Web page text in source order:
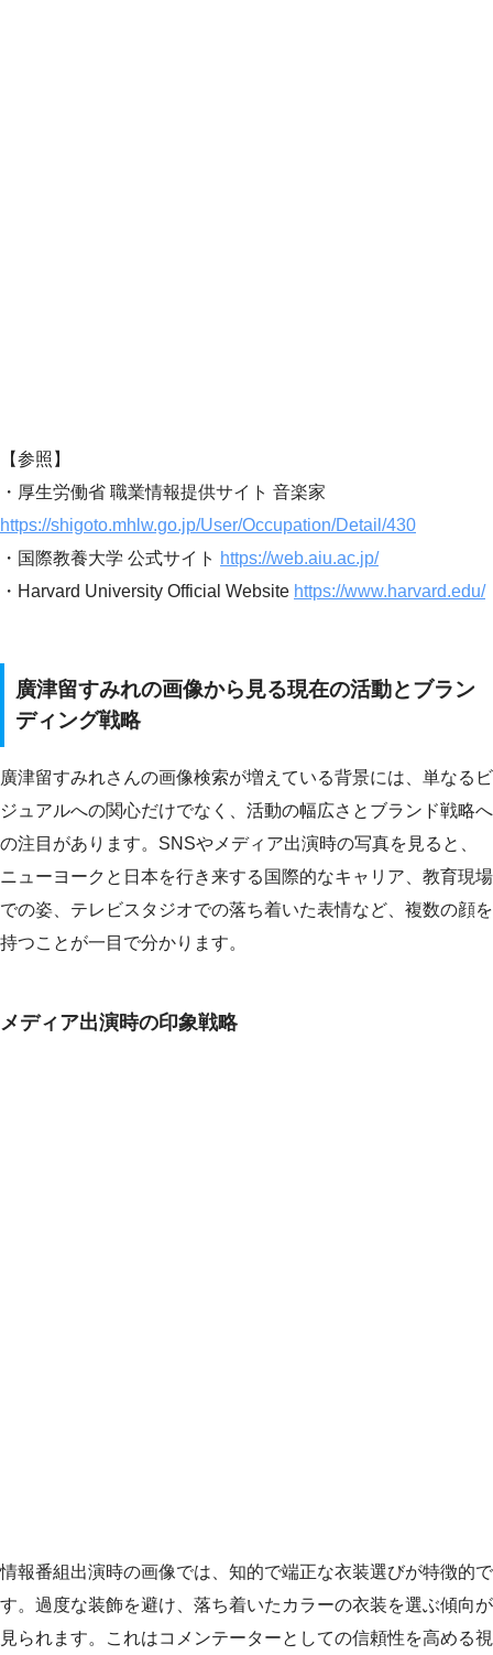
【参照】
・厚生労働省 職業情報提供サイト 音楽家
https://shigoto.mhlw.go.jp/User/Occupation/Detail/430
・国際教養大学 公式サイト https://web.aiu.ac.jp/
・Harvard University Official Website https://www.harvard.edu/
廣津留すみれの画像から見る現在の活動とブラン
ディング戦略
廣津留すみれさんの画像検索が増えている背景には、単なるビ
ジュアルへの関心だけでなく、活動の幅広さとブランド戦略へ
の注目があります。SNSやメディア出演時の写真を見ると、
ニューヨークと日本を行き来する国際的なキャリア、教育現場
での姿、テレビスタジオでの落ち着いた表情など、複数の顔を
持つことが一目で分かります。
メディア出演時の印象戦略
情報番組出演時の画像では、知的で端正な衣装選びが特徴的で
す。過度な装飾を避け、落ち着いたカラーの衣装を選ぶ傾向が
見られます。これはコメンテーターとしての信頼性を高める視